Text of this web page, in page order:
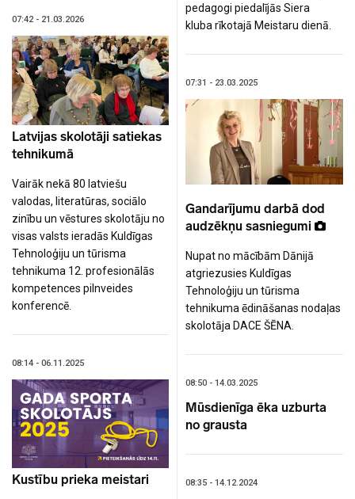
07:42 - 21.03.2026
Latvijas skolotāji satiekas
tehnikumā
Vairāk nekā 80 latviešu
valodas, literatūras, sociālo
zinību un vēstures skolotāju no
visas valsts ieradās Kuldīgas
Tehnoloģiju un tūrisma
tehnikuma 12. profesionālās
kompetences pilnveides
konferencē.
08:14 - 06.11.2025
Kustību prieka meistari
pedagogi piedalījās Siera
kluba rīkotajā Meistaru dienā.
07:31 - 23.03.2025
Gandarījumu darbā dod
audzēkņu sasniegumi
Nupat no mācībām Dānijā
atgriezusies Kuldīgas
Tehnoloģiju un tūrisma
tehnikuma ēdināšanas nodaļas
skolotāja DACE ŠĒNA.
08:50 - 14.03.2025
Mūsdienīga ēka uzburta
no grausta
08:35 - 14.12.2024